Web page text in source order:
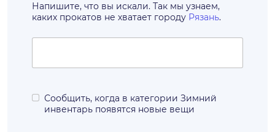
Напишите, что вы искали. Так мы узнаем,
каких прокатов не хватает городу Рязань.
Сообщить, когда в категории Зимний
инвентарь появятся новые вещи